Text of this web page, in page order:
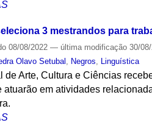
3 mestrandos para
08/08/2022— última modificação 30/
Olavo Setubal Negros Linguística
de Arte, Cultura e Ciências
atuarão em atividades